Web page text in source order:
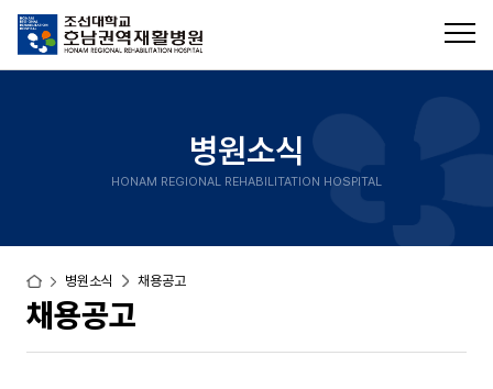
병원소식
HONAM REGIONAL REHABILITATION HOSPITAL
채용공고
병원소식 채용공고